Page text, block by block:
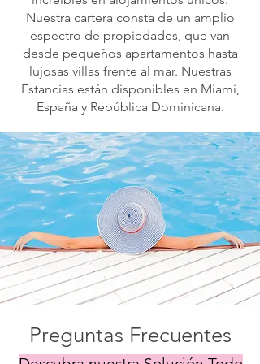
Nuestra cartera consta de un amplio
espectro de propiedades, que van
desde pequeños apartamentos hasta
lujosas villas frente al mar. Nuestras
Estancias están disponibles en Miami,
España y República Dominicana.
Preguntas Frecuentes